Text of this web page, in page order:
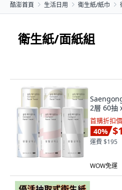
酷澎首頁 生活日用 衛生紙/紙巾
衛生紙/面紙組
2層 60抽
首購折扣價
40%
運費 $195
WOW免運